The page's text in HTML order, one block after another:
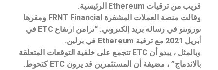
قريب من ترقيات Ethereum الرئيسية.
وقالت منصة العملات المشفرة FRNT Financial ومقرها
تورونتو في رسالة بريد إلكتروني: “تزامن ارتفاع ETC في
أبريل 2021 مع ترقية Ethereum في برلين.
وبالمثل ، يبدو أن ETC تتجمع على خلفية التوقعات المتعلقة
بالاندماج” ، مضيفة أن المستثمرين قد يرون ETC كتحوط.